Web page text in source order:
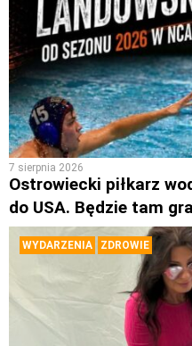
7 sierpnia 2026
Ostrowiecki piłkarz
do USA. Będzie tam
WYDARZENIA ZDROWIE